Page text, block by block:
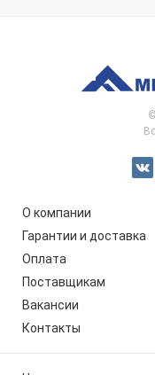
О компании
Гарантии и доставка
Оплата
Поставщикам
Вакансии
Контакты